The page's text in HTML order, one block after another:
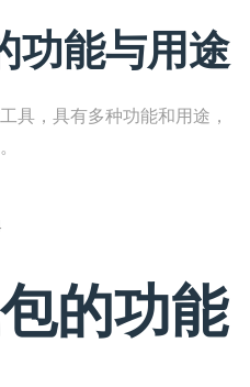
功能与用途
具，具有多种功能和用途，
的功能